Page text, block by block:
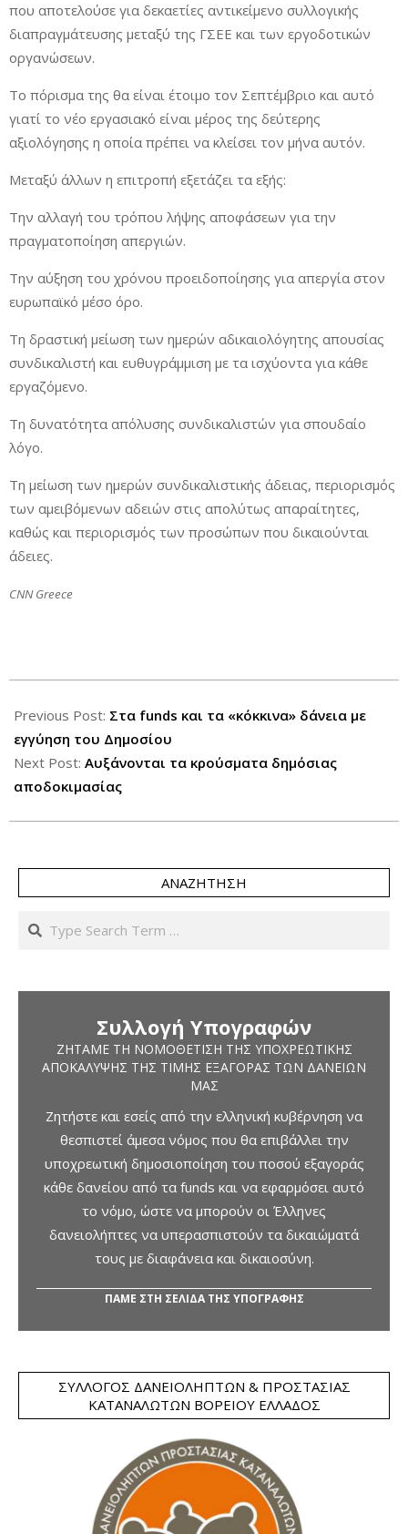
που αποτελούσε για δεκαετίες αντικείμενο συλλογικής
διαπραγμάτευσης μεταξύ της ΓΣΕΕ και των εργοδοτικών
οργανώσεων.
Το πόρισμα της θα είναι έτοιμο τον Σεπτέμβριο και αυτό
γιατί το νέο εργασιακό είναι μέρος της δεύτερης
αξιολόγησης η οποία πρέπει να κλείσει τον μήνα αυτόν.
Μεταξύ άλλων η επιτροπή εξετάζει τα εξής:
Την αλλαγή του τρόπου λήψης αποφάσεων για την
πραγματοποίηση απεργιών.
Την αύξηση του χρόνου προειδοποίησης για απεργία στον
ευρωπαϊκό μέσο όρο.
Τη δραστική μείωση των ημερών αδικαιολόγητης απουσίας
συνδικαλιστή και ευθυγράμμιση με τα ισχύοντα για κάθε
εργαζόμενο.
Τη δυνατότητα απόλυσης συνδικαλιστών για σπουδαίο
λόγο.
Τη μείωση των ημερών συνδικαλιστικής άδειας, περιορισμός
των αμειβόμενων αδειών στις απολύτως απαραίτητες,
καθώς και περιορισμός των προσώπων που δικαιούνται
άδειες.
CNN Greece
05-
31
Previous Post: Στα funds και τα «κόκκινα» δάνεια με
εγγύηση του Δημοσίου
Next Post: Αυξάνονται τα κρούσματα δημόσιας
αποδοκιμασίας
ΑΝΑΖΉΤΗΣΗ
Search
Συλλογή Υπογραφών
ΖΗΤΆΜΕ ΤΗ ΝΟΜΟΘΈΤΙΣΗ ΤΗΣ ΥΠΟΧΡΕΩΤΙΚΉΣ
ΑΠΟΚΆΛΥΨΗΣ ΤΗΣ ΤΙΜΉΣ ΕΞΑΓΟΡΆΣ ΤΩΝ ΔΑΝΕΊΩΝ
ΜΑΣ
Ζητήστε και εσείς από την ελληνική κυβέρνηση να
θεσπιστεί άμεσα νόμος που θα επιβάλλει την
υποχρεωτική δημοσιοποίηση του ποσού εξαγοράς
κάθε δανείου από τα funds και να εφαρμόσει αυτό
το νόμο, ώστε να μπορούν οι Έλληνες
δανειολήπτες να υπερασπιστούν τα δικαιώματά
τους με διαφάνεια και δικαιοσύνη.
ΠΑΜΕ ΣΤΗ ΣΕΛΙΔΑ ΤΗΣ ΥΠΟΓΡΑΦΗΣ
ΣΎΛΛΟΓΟΣ ΔΑΝΕΙΟΛΗΠΤΏΝ & ΠΡΟΣΤΑΣΊΑΣ
ΚΑΤΑΝΑΛΩΤΏΝ ΒΟΡΕΊΟΥ ΕΛΛΆΔΟΣ